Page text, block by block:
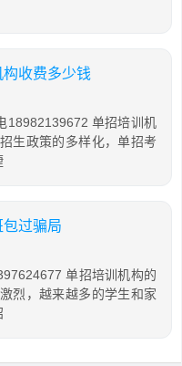
收费多少钱
18982139672 单招培训机
生政策的多样化，单招考
过骗局
单招培训机构的
烈，越来越多的学生和家